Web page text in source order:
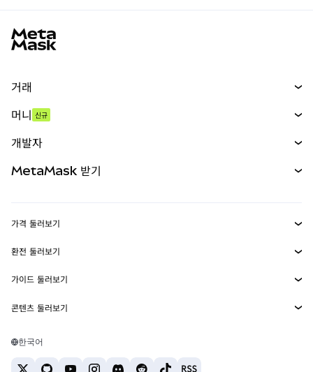
거래
무기한 선물
실물자산
머니 신규
개발자
MetaMask Connect
Snaps
웹3 서비스
MetaMask 받기
보안
고객 지원
채용
가격 둘러보기
이더리움 가격
솔라나 가격
테더 가격
환전 둘러보기
ETH를 USD로 환전
USDT를 INR로 환전
BTC를 INR로 환전
ETH를 USDT로 환전
가이드 둘러보기
ETH 매수
콘텐츠 둘러보기
솔라나 지갑
한국어